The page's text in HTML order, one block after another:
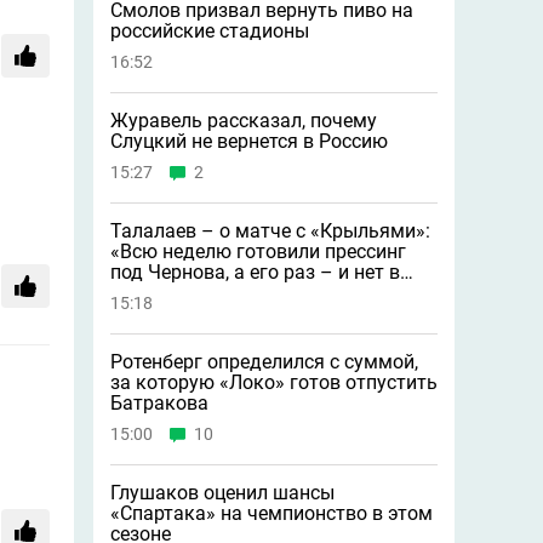
Смолов призвал вернуть пиво на
российские стадионы
16:52
Журавель рассказал, почему
Слуцкий не вернется в Россию
15:27 2
Талалаев – о матче с «Крыльями»:
«Всю неделю готовили прессинг
под Чернова, а его раз – и нет в
составе»
15:18
Ротенберг определился с суммой,
за которую «Локо» готов отпустить
Батракова
15:00 10
Глушаков оценил шансы
«Спартака» на чемпионство в этом
сезоне